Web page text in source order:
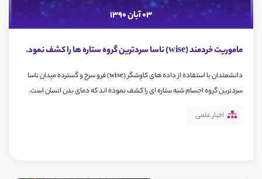
03 آبان 1390
ماموریت خردمند (wise) ناسا سردترین گروه ستاره ها را کشف نمود.
دانشمندان با استفاده از داده های کاوشگر (wise) فرو سرخ و گسترده میدان ناسا
سردترین گروه اجسام شبه ستاره ای را کشف نموده اند که دمای بدن انسان است.
اخبار علمی